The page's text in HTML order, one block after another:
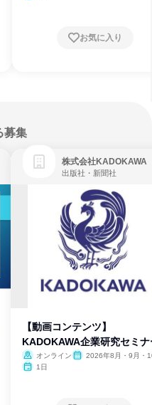
お気に入り
募集
株式会社KADOKAWA
出版社・新聞社
【動画コンテンツ】
KADOKAWA企業研究セミナ
オンライン
2026年8月・9月・
1日